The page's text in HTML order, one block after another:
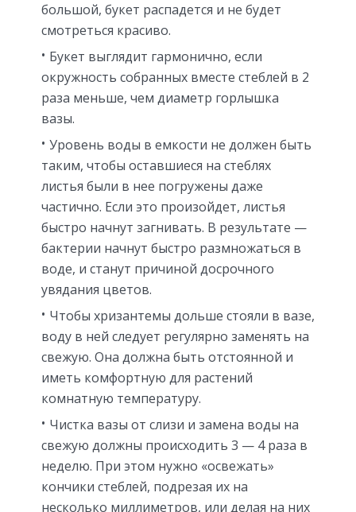
большой, букет распадется и не будет
смотреться красиво.
Букет выглядит гармонично, если
окружность собранных вместе стеблей в 2
раза меньше, чем диаметр горлышка
вазы.
Уровень воды в емкости не должен быть
таким, чтобы оставшиеся на стеблях
листья были в нее погружены даже
частично. Если это произойдет, листья
быстро начнут загнивать. В результате —
бактерии начнут быстро размножаться в
воде, и станут причиной досрочного
увядания цветов.
Чтобы хризантемы дольше стояли в вазе,
воду в ней следует регулярно заменять на
свежую. Она должна быть отстоянной и
иметь комфортную для растений
комнатную температуру.
Чистка вазы от слизи и замена воды на
свежую должны происходить 3 — 4 раза в
неделю. При этом нужно «освежать»
кончики стеблей, подрезая их на
несколько миллиметров, или делая на них